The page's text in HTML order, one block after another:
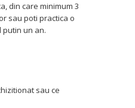
din care minimum 3
sau poti practica o
un an.
sau ce